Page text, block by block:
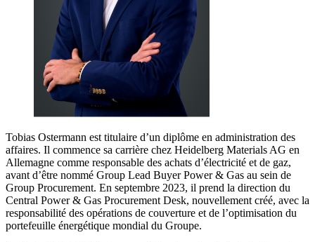
Tobias Ostermann est titulaire d’un diplôme en administration des
affaires. Il commence sa carrière chez Heidelberg Materials AG en
Allemagne comme responsable des achats d’électricité et de gaz,
avant d’être nommé Group Lead Buyer Power & Gas au sein de
Group Procurement. En septembre 2023, il prend la direction du
Central Power & Gas Procurement Desk, nouvellement créé, avec la
responsabilité des opérations de couverture et de l’optimisation du
portefeuille énergétique mondial du Groupe.